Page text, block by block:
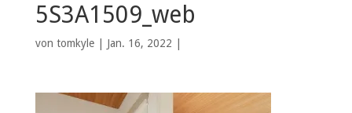
5S3A1509_web
von tomkyle| Jan. 16, 2022